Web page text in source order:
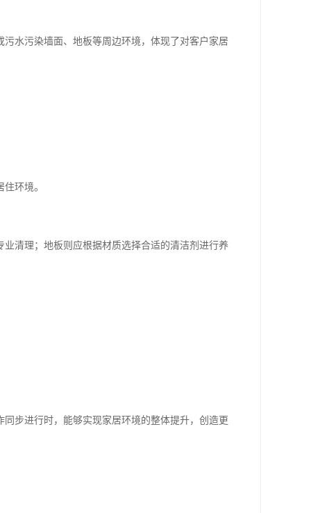
水污染墙面、地板等周边环境，体现了对客户家居
环境。
清理；地板则应根据材质选择合适的清洁剂进行养
步进行时，能够实现家居环境的整体提升，创造更